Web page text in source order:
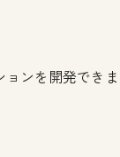
ンを開発でき